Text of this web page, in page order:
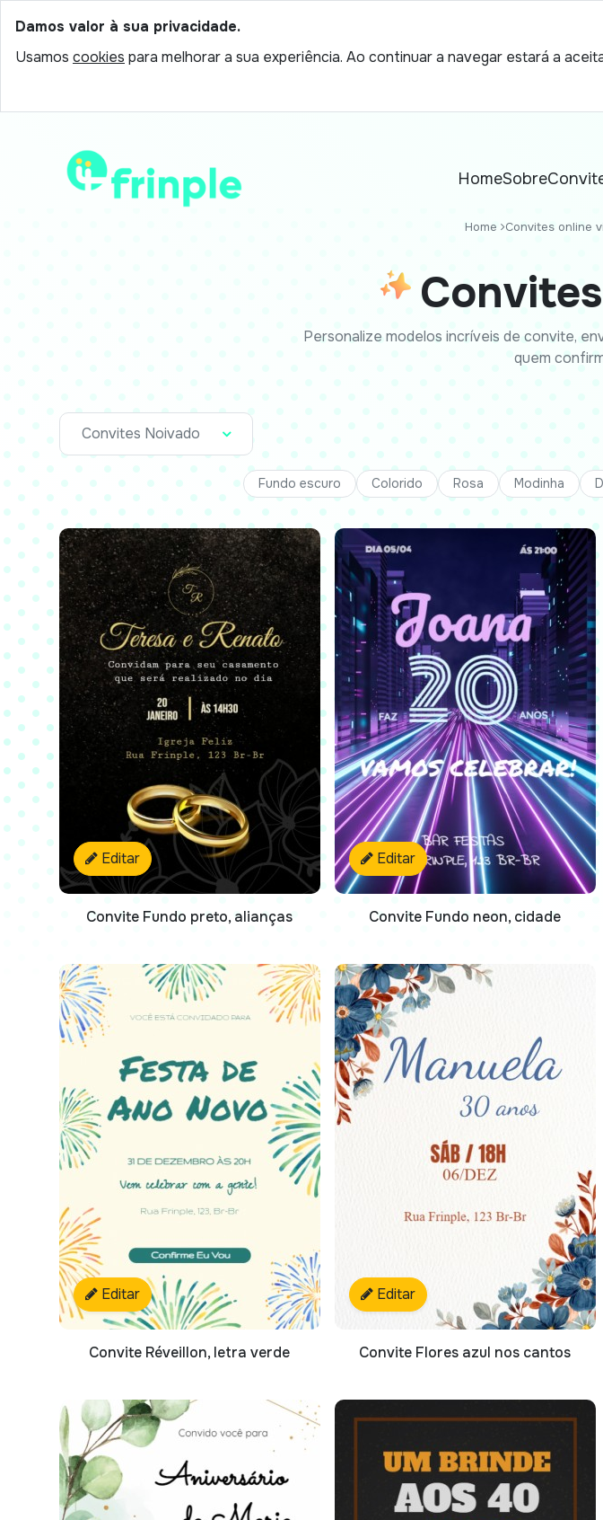
Damos valor à sua privacidade.
Usamos cookies para melhorar a sua experiência. Ao continuar a navegar estará a
HomeSobre
Home Convites online
Personalize modelos incríveis de convite,
quem
Convites Noivado
Fundo escuro Colorido Rosa Modinha
Editar
Convite Fundo preto, alianças
Editar
Convite Fundo neon, cidade
Editar
Convite Réveillon, letra verde
Editar
Convite Flores azul nos cantos